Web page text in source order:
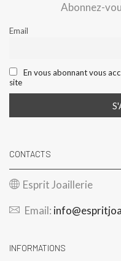
Abonnez-
Email
En vous abonnant vous
site
CONTACTS
Esprit Joaillerie
Email:
INFORMATIONS